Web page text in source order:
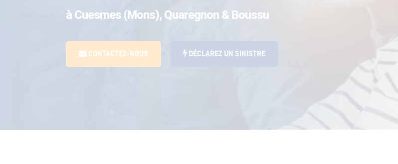
à Cuesmes (Mons), Quaregnon & Boussu
DÉCLAREZ UN SINISTRE
CONTACTEZ-NOUS